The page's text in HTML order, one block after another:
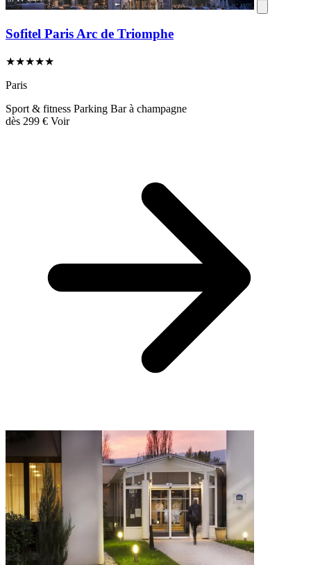
Sofitel Paris Arc de Triomphe
★★★★★
Paris
Sport & fitness Parking Bar à champagne
dès 299 € Voir